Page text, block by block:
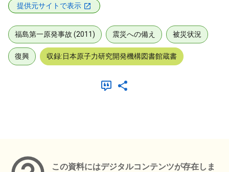
提供元サイトで表示
福島第一原発事故 (2011) 震災への備え 被災状況
復興 収録:日本原子力研究開発機構図書館蔵書
この資料にはデジタルコンテンツが存在しま